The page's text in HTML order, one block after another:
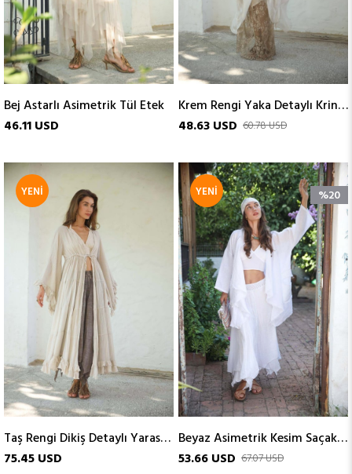
Bej Astarlı Asimetrik Tül Etek
46.11 USD
Krem Rengi Yaka Detaylı Krinkıl Kaftan
48.63 USD 60.78 USD
Taş Rengi Dikiş Detaylı Yarasa Kol Kaftan
75.45 USD
YENI
Beyaz Asimetrik Kesim Saçaklı Kısa Keten Kaftan
53.66 USD 67.07 USD
%20
YENI
ÜRÜN